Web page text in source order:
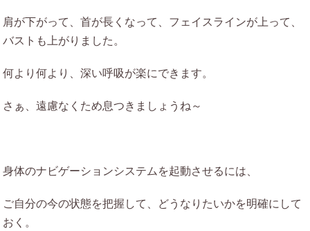
肩が下がって、首が長くなって、フェイスラインが上って、
バストも上がりました。
何より何より、深い呼吸が楽にできます。
さぁ、遠慮なくため息つきましょうね～
身体のナビゲーションシステムを起動させるには、
ご自分の今の状態を把握して、どうなりたいかを明確にして
おく。